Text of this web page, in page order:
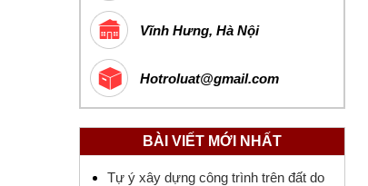
Vĩnh Hưng, Hà Nội
Hotroluat@gmail.com
BÀI VIẾT MỚI NHẤT
Tự ý xây dựng công trình trên đất do